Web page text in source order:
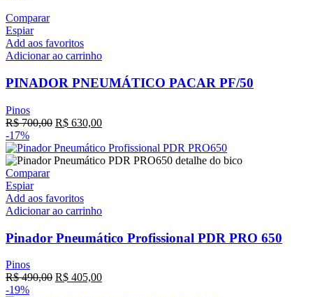
Comparar
Espiar
Add aos favoritos
Adicionar ao carrinho
PINADOR PNEUMÁTICO PACAR PF/50
Pinos
R$700,00 R$ 630,00
-17%
Comparar
Espiar
Add aos favoritos
Adicionar ao carrinho
Pinador Pneumático Profissional PDR PRO 650
Pinos
R$490,00 R$ 405,00
-19%